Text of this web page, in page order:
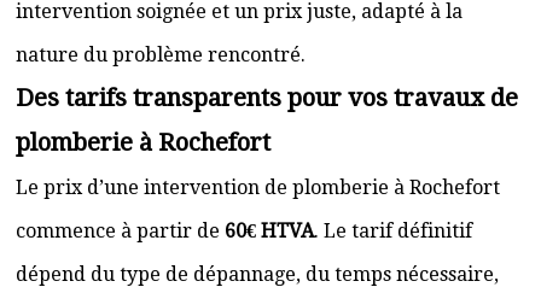
intervention soignée et un prix juste, adapté à la
nature du problème rencontré.
Des tarifs transparents pour vos travaux de
plomberie à Rochefort
Le prix d’une intervention de plomberie à Rochefort
commence à partir de 60€ HTVA. Le tarif définitif
dépend du type de dépannage, du temps nécessaire,